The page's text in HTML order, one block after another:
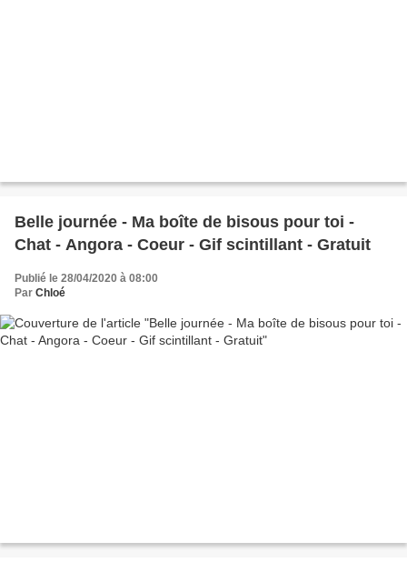
Belle journée - Ma boîte de bisous pour toi -
Chat - Angora - Coeur - Gif scintillant - Gratuit
Publié le 28/04/2020 à 08:00
Par Chloé